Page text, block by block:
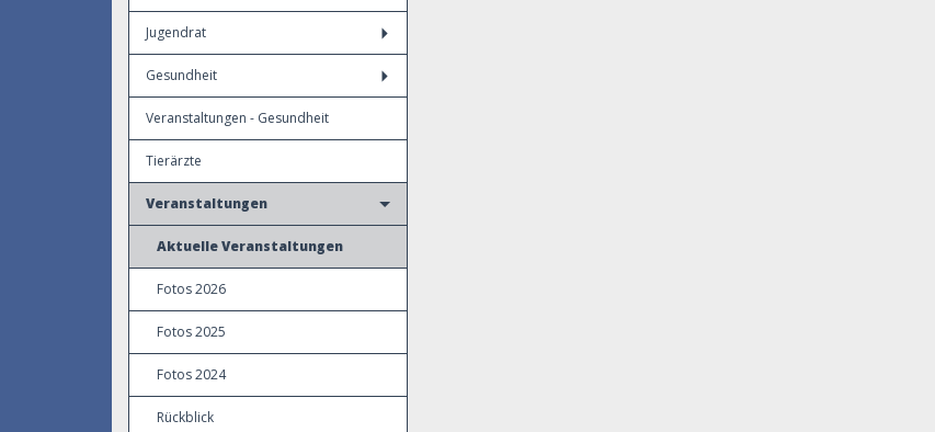
Jugendrat
Gesundheit
Veranstaltungen - Gesundheit
Tierärzte
Veranstaltungen
Aktuelle Veranstaltungen
Fotos 2026
Fotos 2025
Fotos 2024
Rückblick